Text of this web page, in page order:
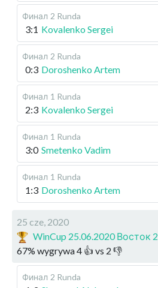
Финал 2 Runda
3:1 Kovalenko Sergei
Финал 2 Runda
0:3 Doroshenko Artem
Финал 1 Runda
2:3 Kovalenko Sergei
Финал 1 Runda
3:0 Smetenko Vadim
Финал 1 Runda
1:3 Doroshenko Artem
25 cze, 2020
WinCup 25.06.2020 Восток 2
67% wygrywa4 👍 vs 2 👎
Финал 2 Runda